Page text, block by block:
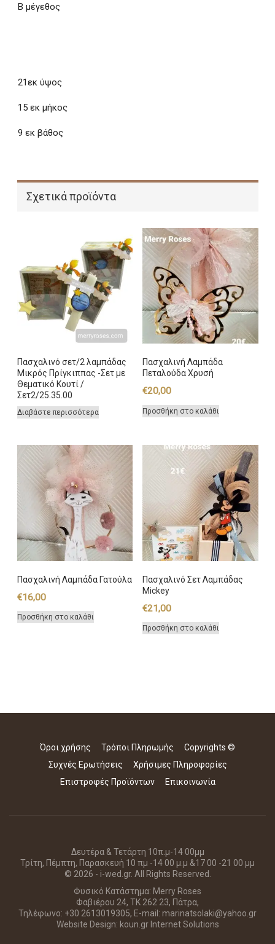
Β μέγεθος
21εκ ύψος
15 εκ μήκος
9 εκ βάθος
Σχετικά προϊόντα
Πασχαλινό σετ/2 λαμπάδας
Μικρός Πρίγκιππας -Σετ με
Θεματικό Κουτί /
Σετ2/25.35.00
Διαβάστε περισσότερα
Πασχαλινή Λαμπάδα
Πεταλούδα Χρυσή
€20,00
Προσθήκη στο καλάθι
Πασχαλινή Λαμπάδα Γατούλα
€16,00
Προσθήκη στο καλάθι
Πασχαλινό Σετ Λαμπάδας
Mickey
€21,00
Προσθήκη στο καλάθι
Όροι χρήσης Τρόποι Πληρωμής
Copyrights ©
Συχνές Ερωτήσεις
Χρήσιμες Πληροφορίες
Επιστροφές Προϊόντων
Επικοινωνία
Δευτέρα & Τετάρτη 10π.μ-14 00μμ
Τρίτη, Πέμπτη, Παρασκευή 10 πμ -14 00 μ.μ &17 00 -21 00 μμ
© 2026 - i-wed.gr. All Rights Reserved.
Φυσικό Κατάστημα: Merry Roses
Φαβιέρου 24, ΤΚ 262 23, Πάτρα,
Τηλέφωνο: +30 2613019305, E-mail: marinatsolaki@yahoo.gr
Website Design: koun.gr Internet Solutions